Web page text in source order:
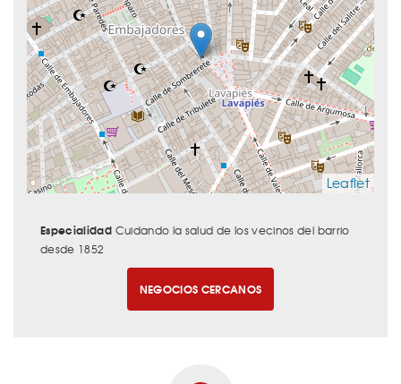
Leaflet
Especialidad Cuidando la salud de los vecinos del barrio
desde 1852
NEGOCIOS CERCANOS